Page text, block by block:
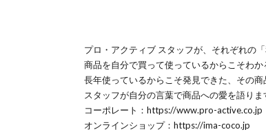
プロ・アクティブ スタッフが、それぞれの
商品を自分で買って使っているからこそわか
長年使っているからこそ発見できた、その商
スタッフが自分の言葉で商品への愛を語りま
コーポレート： https://www.pro-active.co.jp
オンラインショップ： https://ima-coco.jp